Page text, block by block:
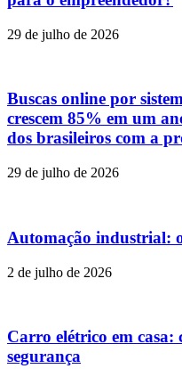
29 de julho de 2026
Buscas online por
crescem 85% em um
dos brasileiros com a
29 de julho de 2026
Automação industrial:
2 de julho de 2026
Carro elétrico em casa:
segurança